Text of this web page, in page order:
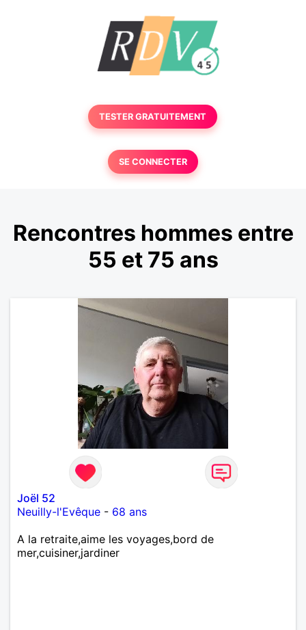
TESTER GRATUITEMENT
SE CONNECTER
Rencontres hommes entre
55 et 75 ans
Joël 52
Neuilly-l'Evêque - 68 ans
A la retraite,aime les voyages,bord de
mer,cuisiner,jardiner